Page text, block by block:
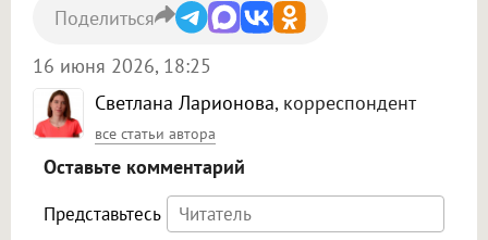
Светлана Ларионова, корреспондент
все статьи автора
16 июня 2026, 18:25
Поделиться
Оставьте комментарий
Представьтесь